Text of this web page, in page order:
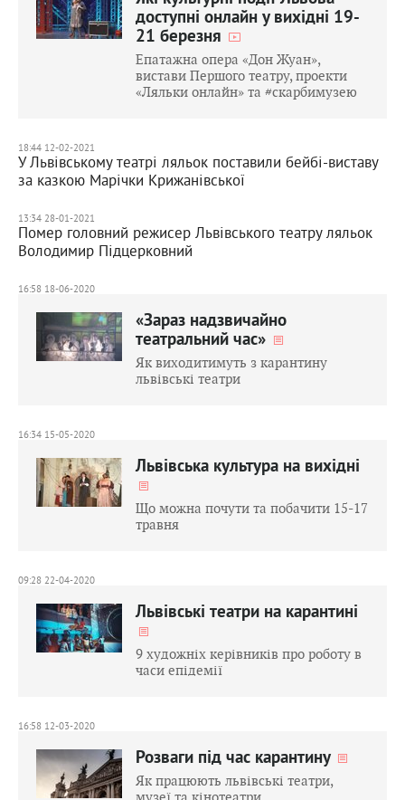
доступні онлайн у вихідні 19-
21 березня
Епатажна опера «Дон Жуан»,
вистави Першого театру, проекти
«Ляльки онлайн» та #скарбимузею
18:44 12-02-2021
У Львівському театрі ляльок поставили бейбі-виставу
за казкою Марічки Крижанівської
13:34 28-01-2021
Помер головний режисер Львівського театру ляльок
Володимир Підцерковний
16:58 18-06-2020
«Зараз надзвичайно
театральний час»
Як виходитимуть з карантину
львівські театри
16:34 15-05-2020
Львівська культура на вихідні
Що можна почути та побачити 15-17
травня
09:28 22-04-2020
Львівські театри на карантині
9 художніх керівників про роботу в
часи епідемії
16:58 12-03-2020
Розваги під час карантину
Як працюють львівські театри,